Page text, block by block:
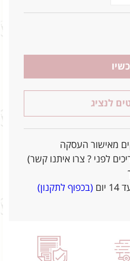
לנציג
(בכפוף לתקנון)